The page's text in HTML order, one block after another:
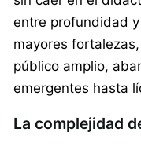
entre profundidad
mayores
público amplio,
emergentes hasta
La complejidad